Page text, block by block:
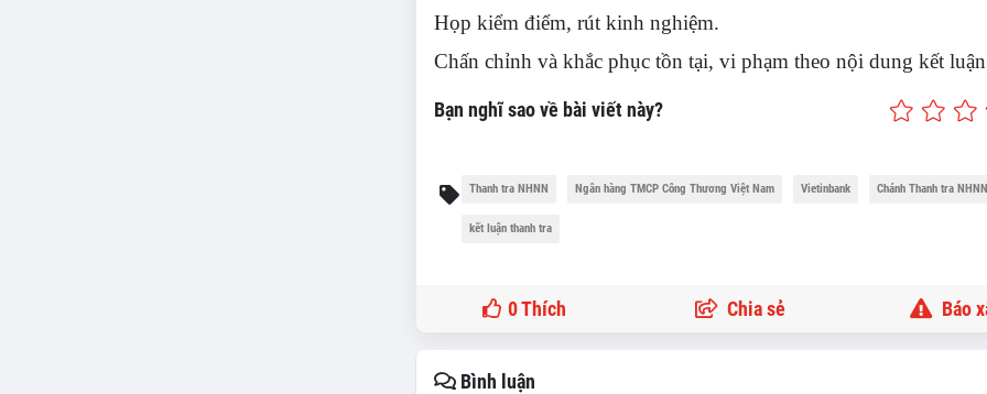
Họp kiểm điểm, rút kinh nghiệm.
Chấn chỉnh và khắc phục tồn tại, vi phạm theo nội dung kết
Bạn nghĩ sao về bài viết này?
Thanh tra NHNN Ngân hàng TMCP Công Thương Việt Nam Vietinbank Chánh Thanh tra NHNN
kết luận thanh tra
0Thích Chia sẻ Báo
Bình luận